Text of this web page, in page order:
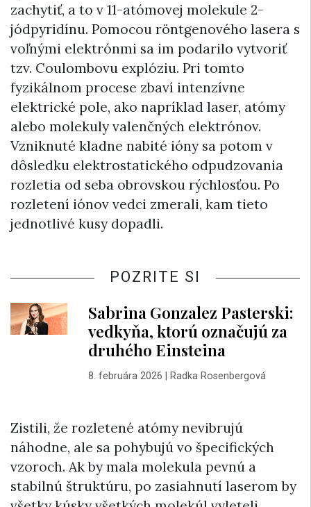
zachytiť, a to v 11-atómovej molekule 2-
jódpyridínu. Pomocou röntgenového lasera s
voľnými elektrónmi sa im podarilo vytvoriť
tzv. Coulombovu explóziu. Pri tomto
fyzikálnom procese zbaví intenzívne
elektrické pole, ako napríklad laser, atómy
alebo molekuly valenčných elektrónov.
Vzniknuté kladne nabité ióny sa potom v
dôsledku elektrostatického odpudzovania
rozletia od seba obrovskou rýchlosťou. Po
rozletení iónov vedci zmerali, kam tieto
jednotlivé kusy dopadli.
POZRITE SI
Sabrina Gonzalez Pasterski:
vedkyňa, ktorú označujú za
druhého Einsteina
8. februára 2026 Radka Rosenbergová
Zistili, že rozletené atómy nevibrujú
náhodne, ale sa pohybujú vo špecifických
vzoroch. Ak by mala molekula pevnú a
stabilnú štruktúru, po zasiahnutí laserom by